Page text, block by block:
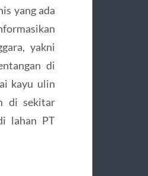
yang ada
yakni
di
kayu ulin
di sekitar
lahan PT